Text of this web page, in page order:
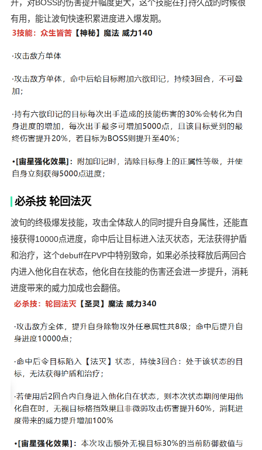
升，对BOSS的伤害提升幅度更大，这个技能在打持久战的时候很
有用，能让波旬快速积累进度进入爆发期。
必杀技 轮回法灭
波旬的终极爆发技能，攻击全体敌人的同时提升自身属性，还能直
接获得10000点进度，命中后让目标进入法灭状态，无法获得护盾
和治疗，这个debuff在PVP中特别致命，如果必杀技释放后两回合
内进入他化自在状态，他化自在技能的伤害还会进一步提升，消耗
进度带来的威力加成也会翻倍。